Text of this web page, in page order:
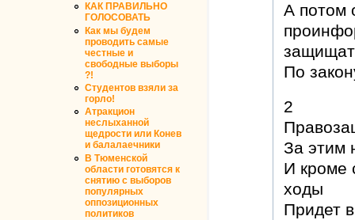
КАК ПРАВИЛЬНО
ГОЛОСОВАТЬ
Как мы будем
проводить самые
честные и
свободные выборы
?!
Студентов взяли за
горло!
Атракцион
неслыханной
щедрости или Конев
и балалаечники
В Тюменской
области готовятся к
снятию с выборов
популярных
оппозиционных
политиков
А потом
По
2
За этим
И кроме
ходы
Придет